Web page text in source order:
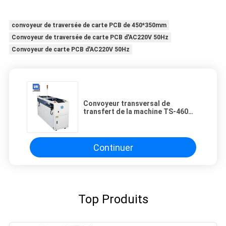
convoyeur de traversée de carte PCB de 450*350mm
Convoyeur de traversée de carte PCB d'AC220V 50Hz
Convoyeur de carte PCB d'AC220V 50Hz
Convoyeur transversal de
transfert de la machine TS-460
Continuer
Top Produits